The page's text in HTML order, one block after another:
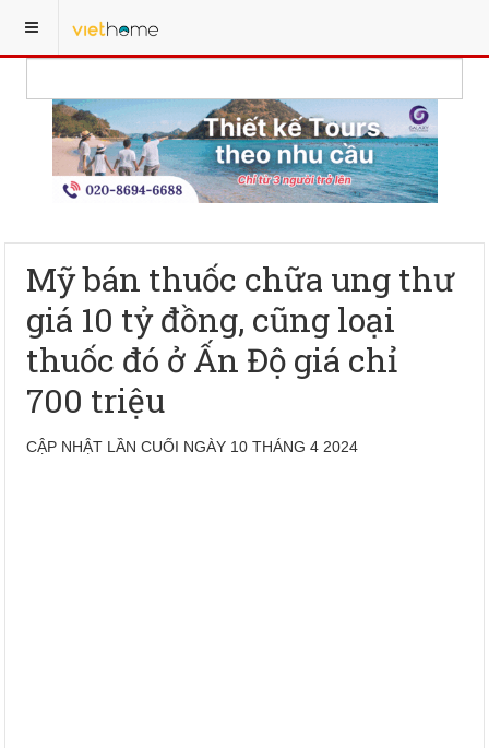
Mỹ bán thuốc chữa ung thư
giá 10 tỷ đồng, cũng loại
thuốc đó ở Ấn Độ giá chỉ
700 triệu
CẬP NHẬT LẦN CUỐI NGÀY 10 THÁNG 4 2024